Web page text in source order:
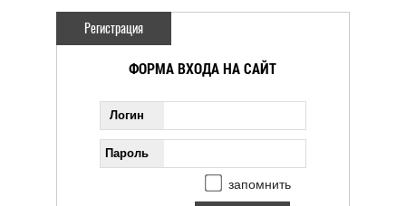
Регистрация
ФОРМА ВХОДА НА САЙТ
Логин
Пароль
запомнить